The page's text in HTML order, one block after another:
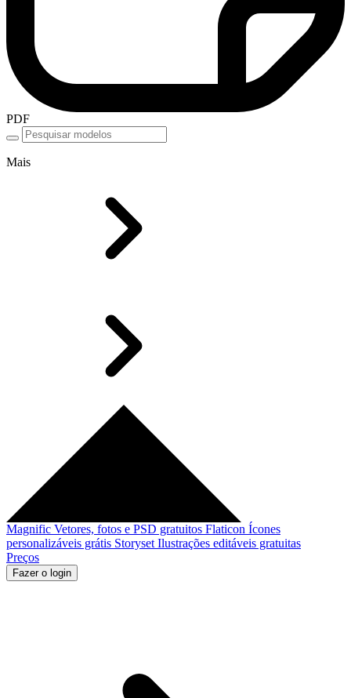
PDF
Mais
Magnific Vetores, fotos e PSD gratuitos Flaticon Ícones
personalizáveis grátis Storyset Ilustrações editáveis gratuitas
Preços
Fazer o login